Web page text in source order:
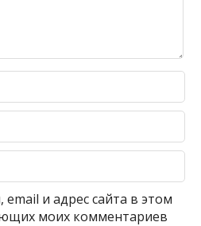
и адрес сайта в этом
моих комментариев